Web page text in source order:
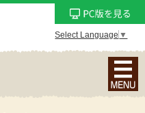
Select Language ▼
ナ
ビ